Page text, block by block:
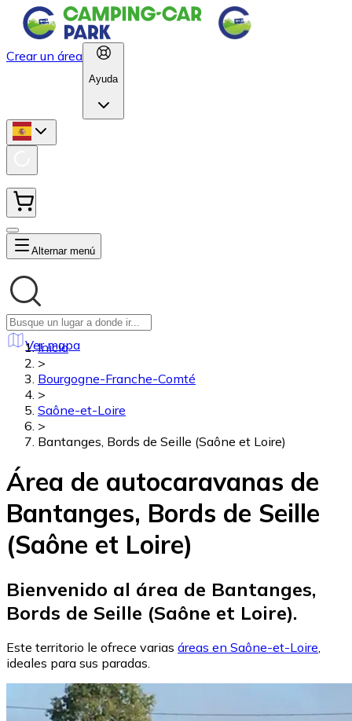
Crear un área
Ayuda
Alternar menú
Ver mapa
Inicio
>
Bourgogne-Franche-Comté
>
Saône-et-Loire
>
Bantanges, Bords de Seille (Saône et Loire)
Área de autocaravanas de
Bantanges, Bords de Seille
(Saône et Loire)
Bienvenido al área de Bantanges,
Bords de Seille (Saône et Loire).
Este territorio le ofrece varias áreas en Saône-et-Loire,
ideales para sus paradas.